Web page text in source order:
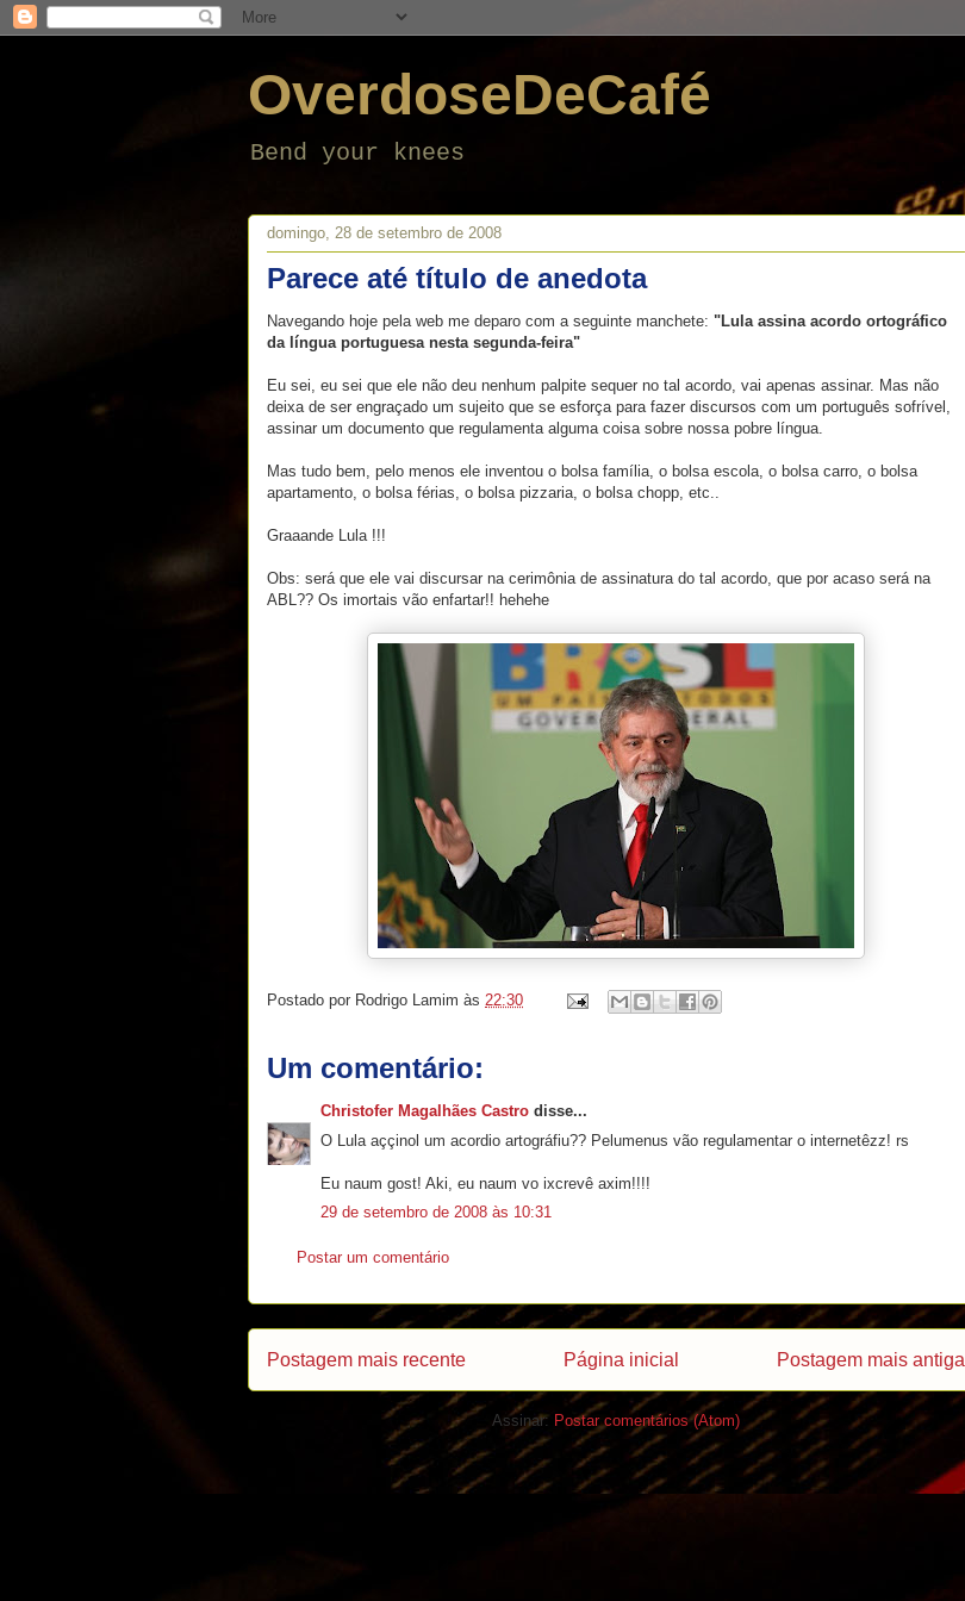
OverdoseDeCafé
Bend your knees
domingo, 28 de setembro de 2008
Parece até título de anedota
Navegando hoje pela web me deparo com a seguinte manchete: "Lula assina acordo ortográfico
da língua portuguesa nesta segunda-feira"
Eu sei, eu sei que ele não deu nenhum palpite sequer no tal acordo, vai apenas assinar. Mas não
deixa de ser engraçado um sujeito que se esforça para fazer discursos com um português sofrível,
assinar um documento que regulamenta alguma coisa sobre nossa pobre língua.
Mas tudo bem, pelo menos ele inventou o bolsa família, o bolsa escola, o bolsa carro, o bolsa
apartamento, o bolsa férias, o bolsa pizzaria, o bolsa chopp, etc..
Graaande Lula !!!
Obs: será que ele vai discursar na cerimônia de assinatura do tal acordo, que por acaso será na
ABL?? Os imortais vão enfartar!! hehehe
Postado por Rodrigo Lamim às 22:30
Um comentário:
Christofer Magalhães Castro disse...
O Lula aççinol um acordio artográfiu?? Pelumenus vão regulamentar o internetêzz! rs
Eu naum gost! Aki, eu naum vo ixcrevê axim!!!!
29 de setembro de 2008 às 10:31
Postar um comentário
Postagem mais recente Postagem mais antiga
Página inicial
Assinar: Postar comentários (Atom)